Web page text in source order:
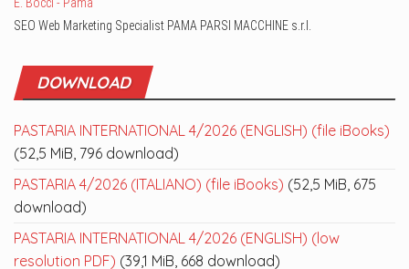
SEO Web Marketing Specialist PAMA PARSI MACCHINE s.r.l.
DOWNLOAD
PASTARIA INTERNATIONAL 4/2026 (ENGLISH) (file iBooks)
(52,5 MiB, 796 download)
PASTARIA 4/2026 (ITALIANO) (file iBooks) (52,5 MiB, 675
download)
PASTARIA INTERNATIONAL 4/2026 (ENGLISH) (low
resolution PDF) (39,1 MiB, 668 download)